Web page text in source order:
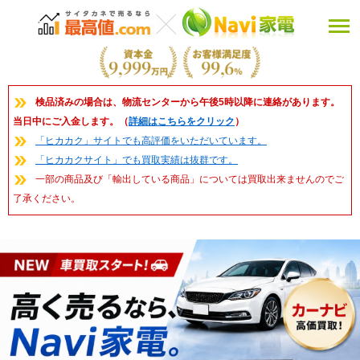
検品済みの場合は、物流センターから午後5時以降に連絡があります。
当日中にご入金します。（詳細はこちらをクリック ）
「ヒカカク」サイトでも高評価をいただいています。
「ヒカカクサイト」でも買取実績は抜群です。
一部の商品及び「輸出している商品」については買取出来ませんのでご
了承ください。